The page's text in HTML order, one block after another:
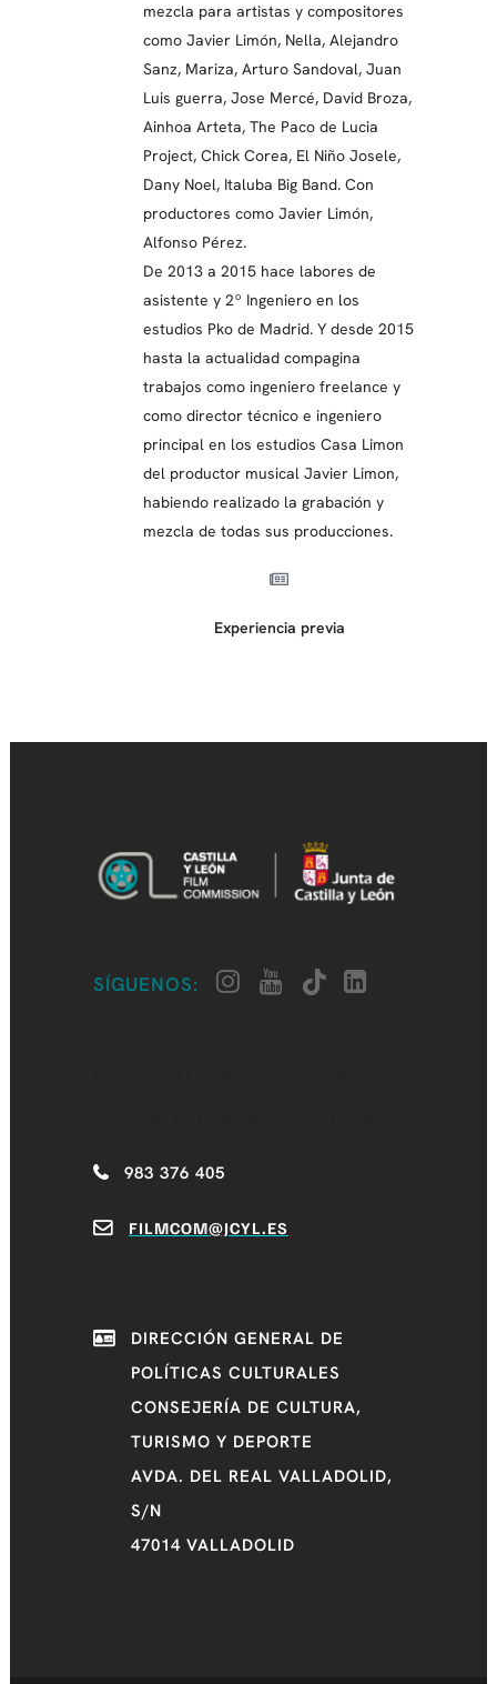
mezcla para artistas y compositores
como Javier Limón, Nella, Alejandro
Sanz, Mariza, Arturo Sandoval, Juan
Luis guerra, Jose Mercé, David Broza,
Ainhoa Arteta, The Paco de Lucia
Project, Chick Corea, El Niño Josele,
Dany Noel, Italuba Big Band. Con
productores como Javier Limón,
Alfonso Pérez.
De 2013 a 2015 hace labores de
asistente y 2º Ingeniero en los
estudios Pko de Madrid. Y desde 2015
hasta la actualidad compagina
trabajos como ingeniero freelance y
como director técnico e ingeniero
principal en los estudios Casa Limon
del productor musical Javier Limon,
habiendo realizado la grabación y
mezcla de todas sus producciones.
Experiencia previa
SÍGUENOS:
983 376 405
FILMCOM@JCYL.ES
DIRECCIÓN GENERAL DE
POLÍTICAS CULTURALES
CONSEJERÍA DE CULTURA,
TURISMO Y DEPORTE
AVDA. DEL REAL VALLADOLID,
S/N
47014 VALLADOLID